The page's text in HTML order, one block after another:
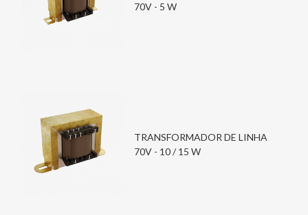
70V - 5 W
TRANSFORMADOR DE LINHA
70V - 10 / 15 W